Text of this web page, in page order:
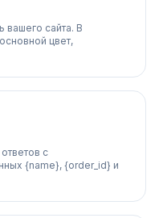
вашего сайта. В
цвет,
с
{name}, {order_id} и